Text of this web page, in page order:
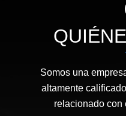
Somos una
altamente
relacionado con